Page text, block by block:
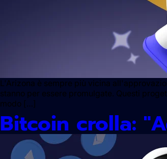
L'Arizona è sempre più vicina
stanno per essere promulgate. Questi
modo […]
Bitcoin crolla: